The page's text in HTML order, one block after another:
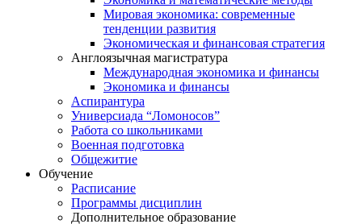
Мировая экономика: современные
тенденции развития
Экономическая и финансовая стратегия
Англоязычная магистратура
Международная экономика и финансы
Экономика и финансы
Аспирантура
Универсиада “Ломоносов”
Работа со школьниками
Военная подготовка
Общежитие
Обучение
Расписание
Программы дисциплин
Дополнительное образование